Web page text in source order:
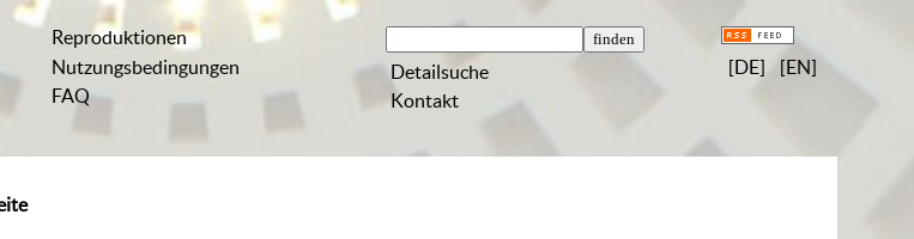
Reproduktionen
Nutzungsbedingungen
FAQ
Detailsuche
Kontakt
[DE] [EN]